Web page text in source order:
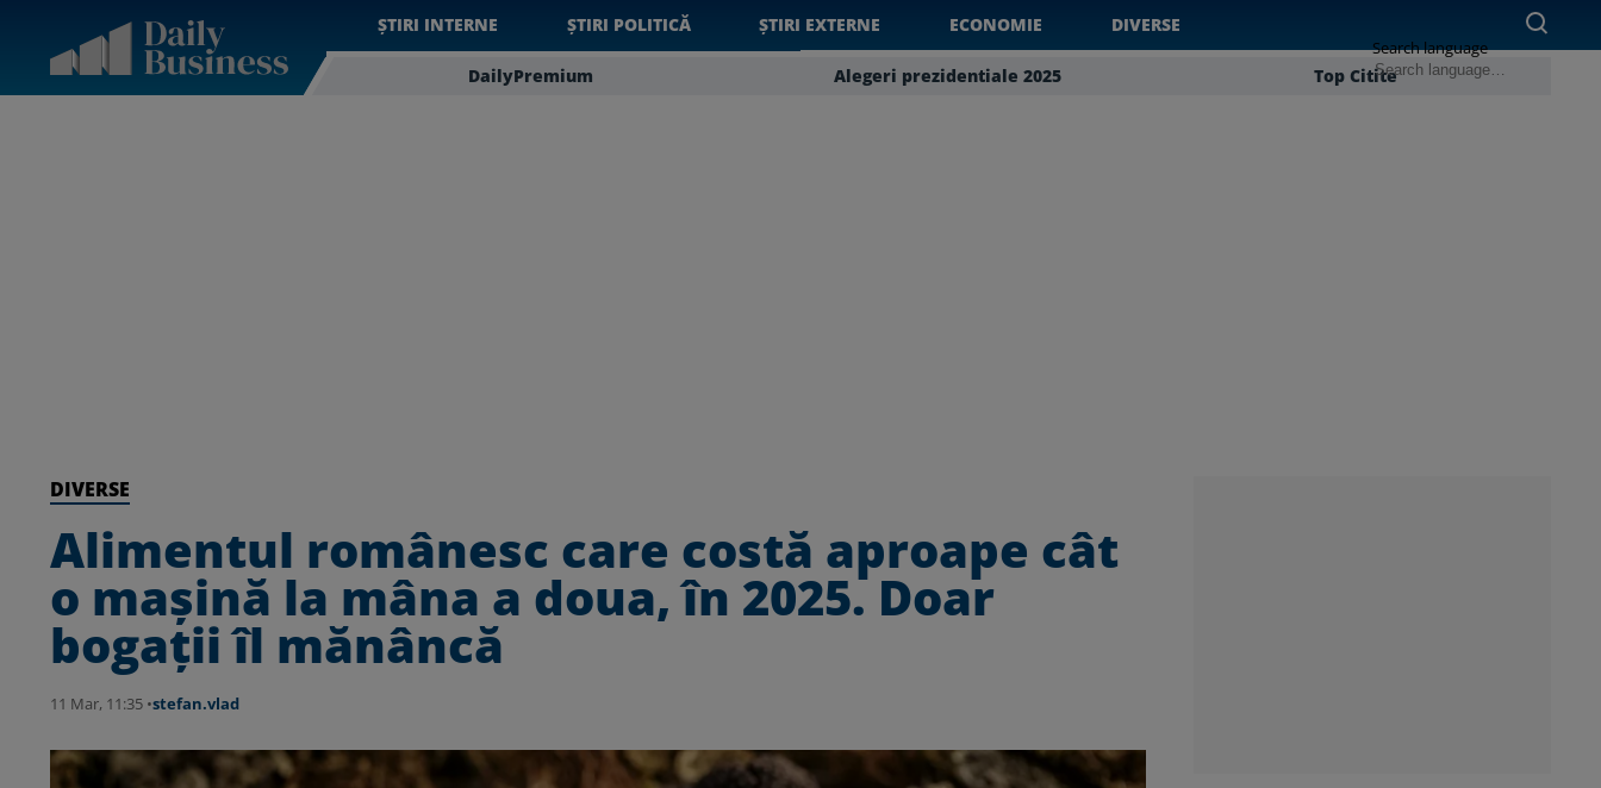
ȘTIRI INTERNE ȘTIRI POLITICĂ ȘTIRI EXTERNE ECONOMIE DIVERSE
DailyPremium Alegeri prezidentiale 2025 Top Citite
Search language
DIVERSE
Alimentul românesc care costă aproape cât
o mașină la mâna a doua, în 2025. Doar
bogații îl mănâncă
11 Mar, 11:35 •stefan.vlad